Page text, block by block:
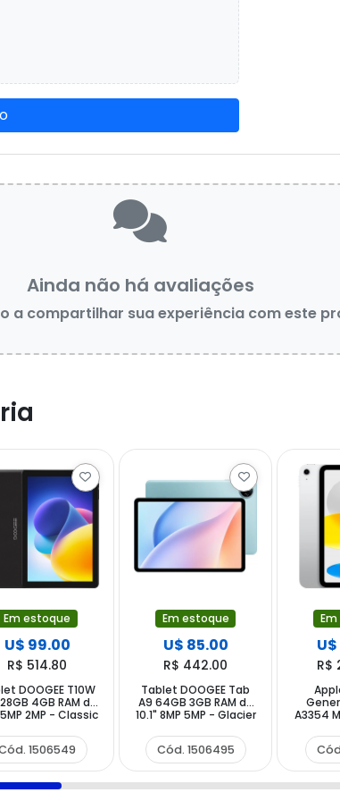
Ainda não há avaliações
a compartilhar sua experiência com este
Em estoque
U$ 99.00
R$ 514.80
DOOGEE T10W
4GB RAM de
5MP 2MP - Classic
1506549
Em estoque
U$ 85.00
R$ 442.00
Tablet DOOGEE Tab
A9 64GB 3GB RAM de
10.1" 8MP 5MP - Glacier
Cód. 1506495
R$
A3354